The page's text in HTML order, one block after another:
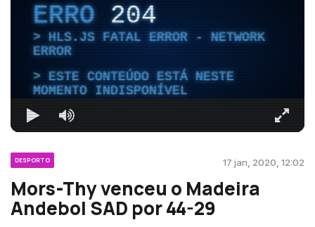
ERRO204
HLS.JS FATAL ERROR - NETWORK
ERROR
ESTE CONTEÚDO ESTÁ NESTE
MOMENTO INDISPONÍVEL
DESPORTO 17 jan, 2020, 12:02
Mors-Thy venceu o Madeira
Andebol SAD por 44-29